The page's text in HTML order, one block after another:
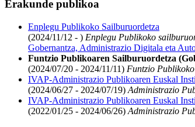
Erakunde publikoa
Enplegu Publikoko Sailburuordetza
(2024/11/12 - ) Enplegu Publikoko
Gobernantza, Administrazio Digitala eta
Funtzio Publikoaren Sailburuordetza
(2024/07/20 - 2024/11/11) Funtzio
IVAP-Administrazio Publikoaren Euskal
(2024/06/27 - 2024/07/19) Administrazio
IVAP-Administrazio Publikoaren Euskal
(2022/01/25 - 2024/06/26) Administrazio